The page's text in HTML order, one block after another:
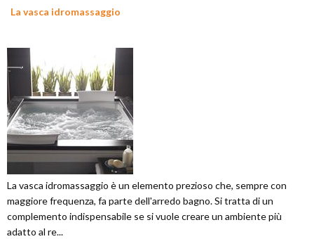
La vasca idromassaggio
La vasca idromassaggio è un elemento prezioso che, sempre con
maggiore frequenza, fa parte dell'arredo bagno. Si tratta di un
complemento indispensabile se si vuole creare un ambiente più
adatto al re...